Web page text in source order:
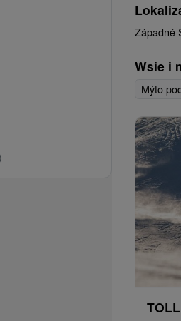
Západné
Wsie i
Mýto